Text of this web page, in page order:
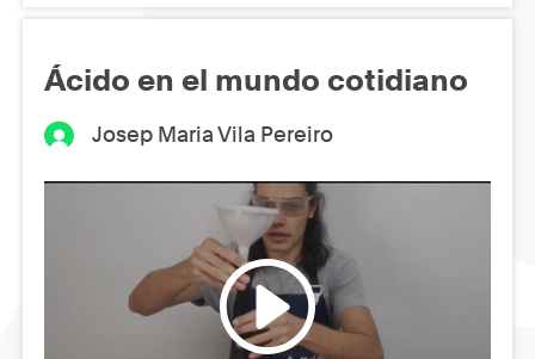
Ácido en el mundo cotidiano
Josep Maria Vila Pereiro